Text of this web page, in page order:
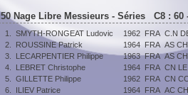
50 Nage Libre Messieurs - Séries C8 : 60
1. SMYTH-RONGEAT Ludovic 1962 FRA C.N
2.
ROUSSINE Patrick 1964 FRA AS
3.
LECARPENTIER Philippe 1963 FRA AS
4.
LEBRET Christophe 1964 FRA CN
5.
GILLETTE Philippe 1962 FRA CN
6.
ILIEV Patrice 1964 FRA AC